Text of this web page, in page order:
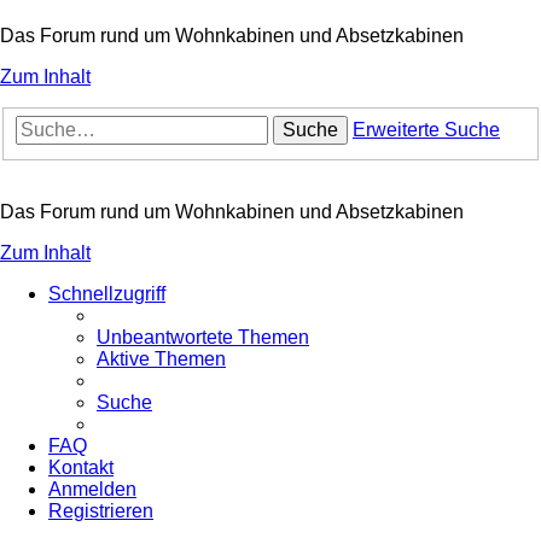
Das Forum rund um Wohnkabinen und Absetzkabinen
Zum Inhalt
Suche Erweiterte Suche
Das Forum rund um Wohnkabinen und Absetzkabinen
Zum Inhalt
Schnellzugriff
Unbeantwortete Themen
Aktive Themen
Suche
FAQ
Kontakt
Anmelden
Registrieren